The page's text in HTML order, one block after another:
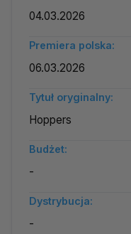
04.03.2026
Premiera polska:
06.03.2026
Tytuł oryginalny:
Hoppers
Budżet:
-
Dystrybucja:
-